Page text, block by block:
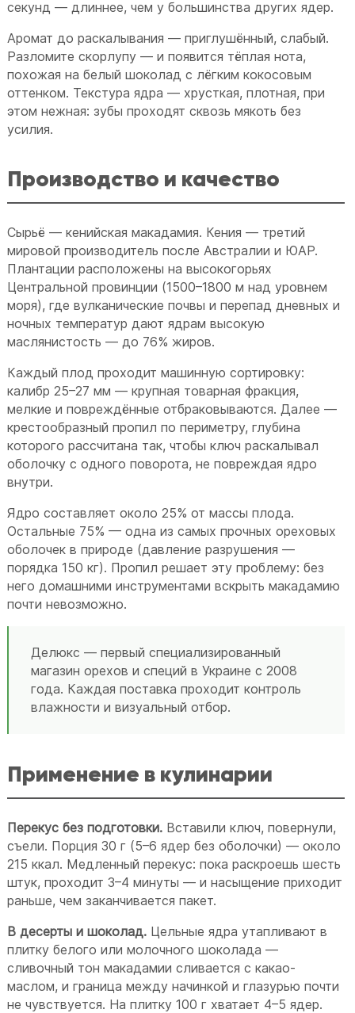
секунд — длиннее, чем у большинства других ядер.
Аромат до раскалывания — приглушённый, слабый.
Разломите скорлупу — и появится тёплая нота,
похожая на белый шоколад с лёгким кокосовым
оттенком. Текстура ядра — хрусткая, плотная, при
этом нежная: зубы проходят сквозь мякоть без
усилия.
Производство и качество
Сырьё — кенийская макадамия. Кения — третий
мировой производитель после Австралии и ЮАР.
Плантации расположены на высокогорьях
Центральной провинции (1500–1800 м над уровнем
моря), где вулканические почвы и перепад дневных и
ночных температур дают ядрам высокую
маслянистость — до 76% жиров.
Каждый плод проходит машинную сортировку:
калибр 25–27 мм — крупная товарная фракция,
мелкие и повреждённые отбраковываются. Далее —
крестообразный пропил по периметру, глубина
которого рассчитана так, чтобы ключ раскалывал
оболочку с одного поворота, не повреждая ядро
внутри.
Ядро составляет около 25% от массы плода.
Остальные 75% — одна из самых прочных ореховых
оболочек в природе (давление разрушения —
порядка 150 кг). Пропил решает эту проблему: без
него домашними инструментами вскрыть макадамию
почти невозможно.
Делюкс — первый специализированный
магазин орехов и специй в Украине с 2008
года. Каждая поставка проходит контроль
влажности и визуальный отбор.
Применение в кулинарии
Перекус без подготовки. Вставили ключ, повернули,
съели. Порция 30 г (5–6 ядер без оболочки) — около
215 ккал. Медленный перекус: пока раскроешь шесть
штук, проходит 3–4 минуты — и насыщение приходит
раньше, чем заканчивается пакет.
В десерты и шоколад. Цельные ядра утапливают в
плитку белого или молочного шоколада —
сливочный тон макадамии сливается с какао-
маслом, и граница между начинкой и глазурью почти
не чувствуется. На плитку 100 г хватает 4–5 ядер.